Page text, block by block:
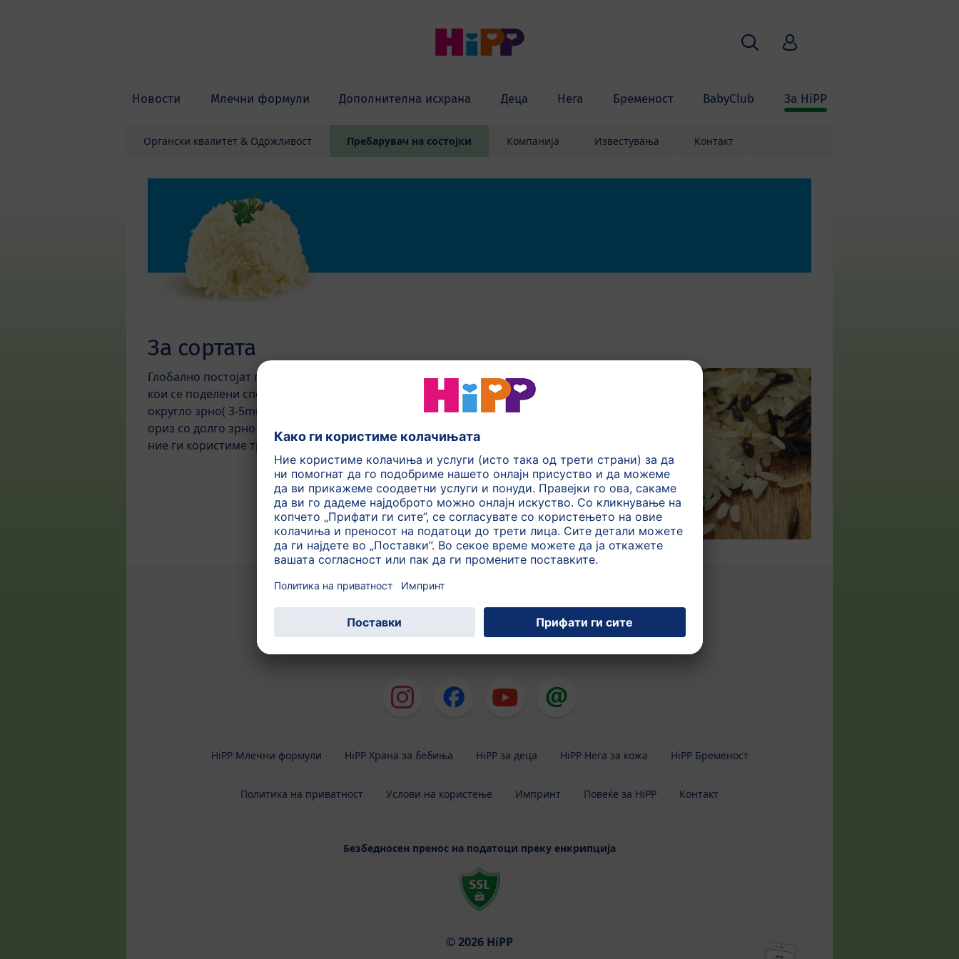
Новости Млечни формули Дополнителна исхрана Деца Нега Бременост BabyClub За HiPP
Пребарување
HiPP Babyclub
Органски квалитет & Одржливост Пребарувач на состојки Компанија Известувања Контакт
За сортата
Глобално постојат повеќе од 100,000 видови на ориз,
кои се поделени според должината на зрното на ориз со
округло зрно( 3-5mm), ориз со средно зрно (5-6 mm), и
ориз со долго зрно (над 6 mm). За нашите производи
ние ги користиме трите типа на ориз.
HiPP Млечни формули HiPP Храна за бебиња HiPP за деца HiPP Нега за кожа HiPP Бременост
Политика на приватност Услови на користење Импринт Повеќе за HiPP Контакт
Безбедносен пренос на податоци преку енкрипција
© 2026 HiPP